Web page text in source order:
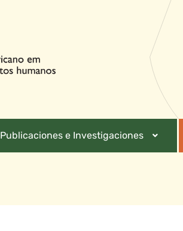
Publicaciones e Investigaciones